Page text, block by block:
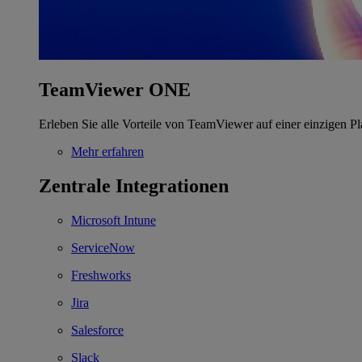
TeamViewer ONE
Erleben Sie alle Vorteile von TeamViewer auf einer einzigen
Mehr erfahren
Zentrale Integrationen
Microsoft Intune
ServiceNow
Freshworks
Jira
Salesforce
Slack